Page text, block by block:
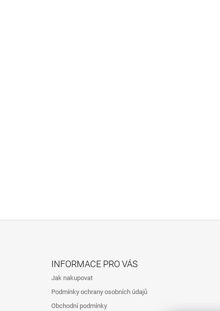
INFORMACE PRO VÁS
Jak nakupovat
Podmínky ochrany osobních údajů
Obchodní podmínky